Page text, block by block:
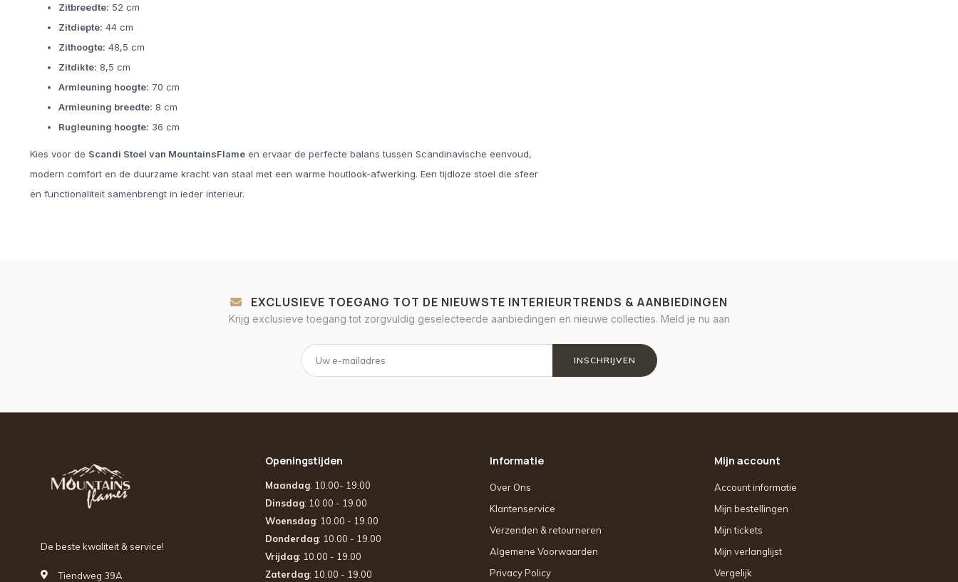
Zitbreedte: 52 cm
Zitdiepte: 44 cm
Zithoogte: 48,5 cm
Zitdikte: 8,5 cm
Armleuning hoogte: 70 cm
Armleuning breedte: 8 cm
Rugleuning hoogte: 36 cm
Kies voor de Scandi Stoel van MountainsFlame en ervaar de perfecte balans tussen Scandinavische eenvoud,
modern comfort en de duurzame kracht van staal met een warme houtlook-afwerking. Een tijdloze stoel die sfeer
en functionaliteit samenbrengt in ieder interieur.
EXCLUSIEVE TOEGANG TOT DE NIEUWSTE INTERIEURTRENDS & AANBIEDINGEN
Krijg exclusieve toegang tot zorgvuldig geselecteerde aanbiedingen en nieuwe collecties. Meld je nu aan
INSCHRIJVEN
De beste kwaliteit & service!
Tiendweg 39A
Openingstijden
Maandag: 10.00- 19.00
Dinsdag: 10.00 - 19.00
Woensdag: 10.00 - 19.00
Donderdag: 10.00 - 19.00
Vrijdag: 10.00 - 19.00
Zaterdag: 10.00 - 19.00
Informatie
Over Ons
Klantenservice
Verzenden & retourneren
Algemene Voorwaarden
Privacy Policy
Mijn account
Account informatie
Mijn bestellingen
Mijn tickets
Mijn verlanglijst
Vergelijk